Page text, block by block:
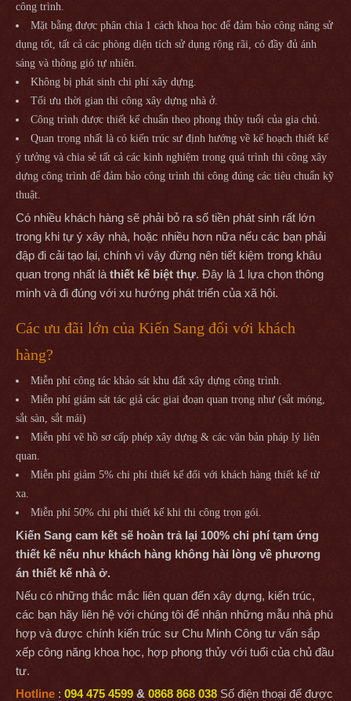
công trình.
Mặt bằng được phân chia 1 cách khoa học để đảm bảo công năng sử
dụng tốt, tất cả các phòng diện tích sử dụng rộng rãi, có đầy đủ ánh
sáng và thông gió tự nhiên.
Không bị phát sinh chi phí xây dựng.
Tối ưu thời gian thi công xây dựng nhà ở.
Công trình được thiết kế chuẩn theo phong thủy tuổi của gia chủ.
Quan trọng nhất là có kiến trúc sư định hướng về kế hoạch thiết kế
ý tưởng và chia sẻ tất cả các kinh nghiệm trong quá trình thi công xây
dựng công trình để đảm bảo công trình thi công đúng các tiêu chuẩn kỹ
thuật.
Có nhiều khách hàng sẽ phải bỏ ra số tiền phát sinh rất lớn
trong khi tự ý xây nhà, hoặc nhiều hơn nữa nếu các bạn phải
đập đi cải tạo lại, chính vì vậy đừng nên tiết kiệm trong khâu
quan trọng nhất là thiết kế biệt thự. Đây là 1 lựa chọn thông
minh và đi đúng với xu hướng phát triển của xã hội.
Các ưu đãi lớn của Kiến Sang đối với khách
hàng?
Miễn phí công tác khảo sát khu đất xây dựng công trình.
Miễn phí giám sát tác giả các giai đoạn quan trọng như (sắt móng,
sắt sàn, sắt mái)
Miễn phí vẽ hồ sơ cấp phép xây dựng & các văn bản pháp lý liên
quan.
Miễn phí giảm 5% chi phí thiết kế đối với khách hàng thiết kế từ
xa.
Miễn phí 50% chi phí thiết kế khi thi công trọn gói.
Kiến Sang cam kết sẽ hoàn trả lại 100% chi phí tạm ứng
thiết kế nếu như khách hàng không hài lòng về phương
án thiết kế nhà ở.
Nếu có những thắc mắc liên quan đến xây dựng, kiến trúc,
các bạn hãy liên hệ với chúng tôi để nhận những mẫu nhà phù
hợp và được chính kiến trúc sư Chu Minh Công tư vấn sắp
xếp công năng khoa học, hợp phong thủy với tuổi của chủ đầu
tư.
Hotline : 094 475 4599 & 0868 868 038 Số điện thoại để được